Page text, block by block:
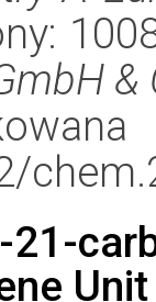
&
21-